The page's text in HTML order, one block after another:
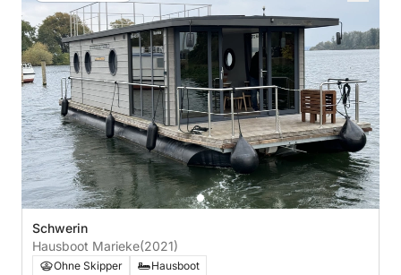
Schwerin
Hausboot Marieke(2021)
Ohne Skipper
Hausboot